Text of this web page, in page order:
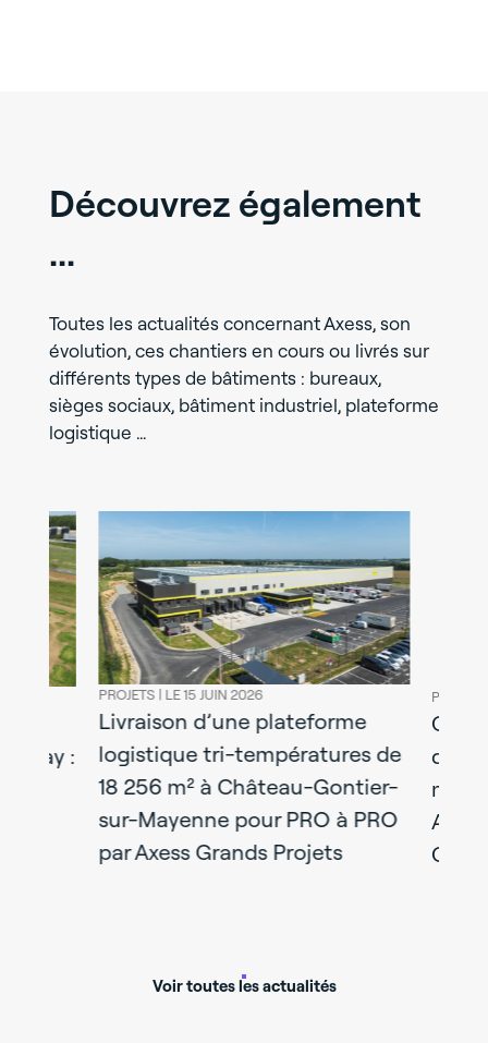
Découvrez également
...
Toutes les actualités concernant Axess, son
évolution, ces chantiers en cours ou livrés sur
différents types de bâtiments : bureaux,
sièges sociaux, bâtiment industriel, plateforme
logistique …
PROJETS |LE 15 JUIN 2026
Livraison d’une plateforme
logistique tri-températures de
18 256 m² à Château-Gontier-
sur-Mayenne pour PRO à PRO
par Axess Grands Projets
PROJETS |
mixtes
Axdev
Capital
Voir toutes les actualités